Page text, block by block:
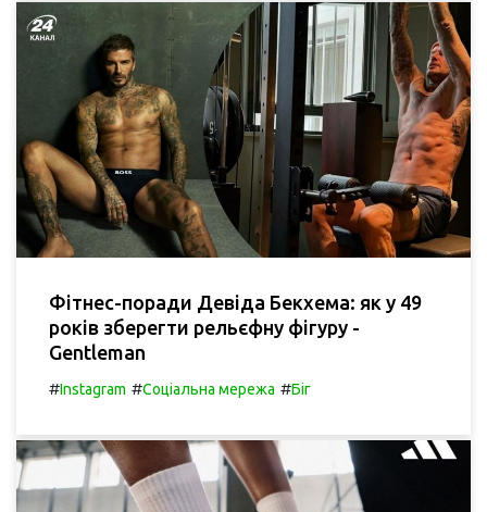
Фітнес-поради Девіда Бекхема: як у 49
років зберегти рельєфну фігуру -
Gentleman
#Instagram #Соціальна мережа #Біг